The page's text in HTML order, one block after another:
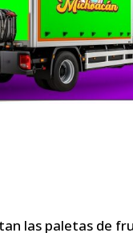
las paletas de